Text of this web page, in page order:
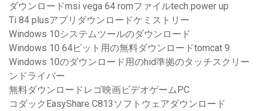
ダウンロードmsi vega 64 romファイルtech power up
Ti 84 plusアプリダウンロードケミストリー
Windows 10システムツールのダウンロード
Windows 10 64ビット用の無料ダウンロードtomcat 9
Windows 10のダウンロード用のhid準拠のタッチスクリー
ンドライバー
無料ダウンロードレゴ映画ビデオゲームPC
コダックEasyShare C813ソフトウェアダウンロード